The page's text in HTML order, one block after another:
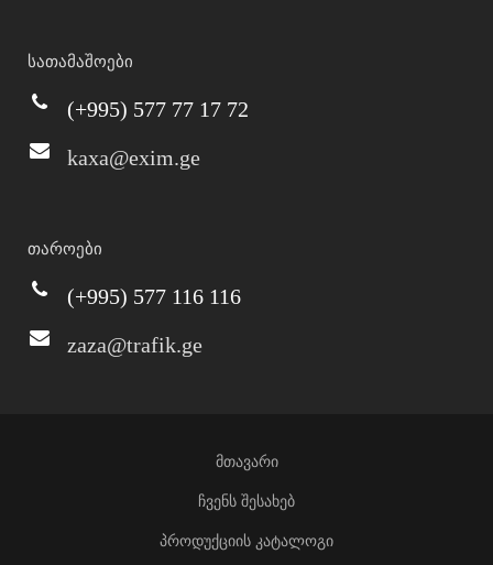
სათამაშოები
(+995) 577 77 17 72
kaxa@exim.ge
თაროები
(+995) 577 116 116
zaza@trafik.ge
მთავარი
ჩვენს შესახებ
პროდუქციის კატალოგი